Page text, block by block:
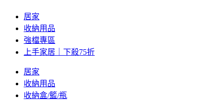
居家
收納用品
強檔專區
上手家居｜下殺75折
居家
收納用品
收納盒/籃/瓶